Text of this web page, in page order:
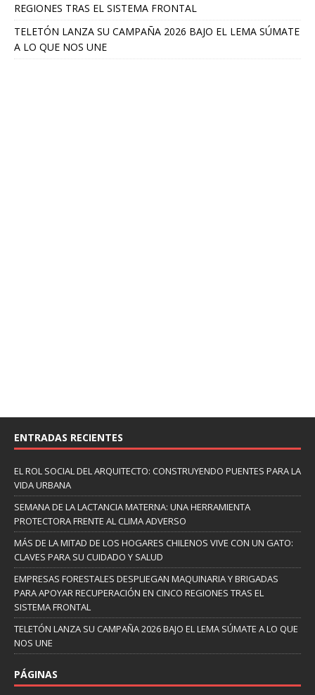
REGIONES TRAS EL SISTEMA FRONTAL
TELETÓN LANZA SU CAMPAÑA 2026 BAJO EL LEMA SÚMATE
A LO QUE NOS UNE
ENTRADAS RECIENTES
EL ROL SOCIAL DEL ARQUITECTO: CONSTRUYENDO PUENTES PARA LA
VIDA URBANA
SEMANA DE LA LACTANCIA MATERNA: UNA HERRAMIENTA
PROTECTORA FRENTE AL CLIMA ADVERSO
MÁS DE LA MITAD DE LOS HOGARES CHILENOS VIVE CON UN GATO:
CLAVES PARA SU CUIDADO Y SALUD
EMPRESAS FORESTALES DESPLIEGAN MAQUINARIA Y BRIGADAS
PARA APOYAR RECUPERACIÓN EN CINCO REGIONES TRAS EL
SISTEMA FRONTAL
TELETÓN LANZA SU CAMPAÑA 2026 BAJO EL LEMA SÚMATE A LO QUE
NOS UNE
PÁGINAS